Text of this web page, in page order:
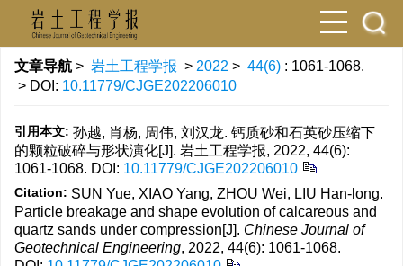
文章导航 > 岩土工程学报 > 2022 > 44(6) : 1061-1068.
> DOI: 10.11779/CJGE202206010
引用本文: 孙越, 肖杨, 周伟, 刘汉龙. 钙质砂和石英砂压缩下
的颗粒破碎与形状演化[J]. 岩土工程学报, 2022, 44(6):
1061-1068. DOI: 10.11779/CJGE202206010
Citation: SUN Yue, XIAO Yang, ZHOU Wei, LIU Han-long.
Particle breakage and shape evolution of calcareous and
quartz sands under compression[J]. Chinese Journal of
Geotechnical Engineering, 2022, 44(6): 1061-1068.